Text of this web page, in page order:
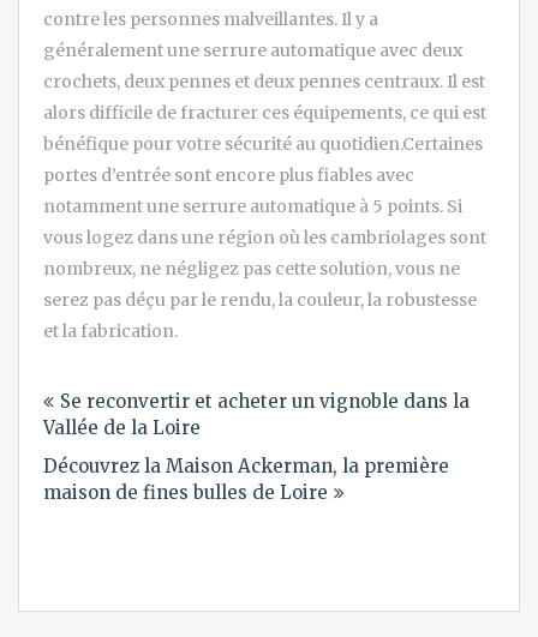
contre les personnes malveillantes. Il y a
généralement une serrure automatique avec deux
crochets, deux pennes et deux pennes centraux. Il est
alors difficile de fracturer ces équipements, ce qui est
bénéfique pour votre sécurité au quotidien.Certaines
portes d’entrée sont encore plus fiables avec
notamment une serrure automatique à 5 points. Si
vous logez dans une région où les cambriolages sont
nombreux, ne négligez pas cette solution, vous ne
serez pas déçu par le rendu, la couleur, la robustesse
et la fabrication.
de
l’article
Se reconvertir et acheter un vignoble dans la
Vallée de la Loire
Découvrez la Maison Ackerman, la première
maison de fines bulles de Loire